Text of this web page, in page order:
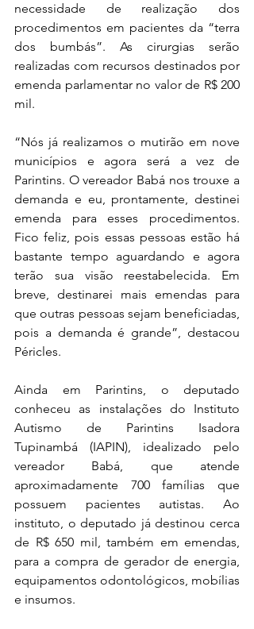
necessidade de realização dos
procedimentos em pacientes da “terra
dos bumbás”. As cirurgias serão
realizadas com recursos destinados por
emenda parlamentar no valor de R$ 200
mil.
“Nós já realizamos o mutirão em nove
municípios e agora será a vez de
Parintins. O vereador Babá nos trouxe a
demanda e eu, prontamente, destinei
emenda para esses procedimentos.
Fico feliz, pois essas pessoas estão há
bastante tempo aguardando e agora
terão sua visão reestabelecida. Em
breve, destinarei mais emendas para
que outras pessoas sejam beneficiadas,
pois a demanda é grande”, destacou
Péricles.
Ainda em Parintins, o deputado
conheceu as instalações do Instituto
Autismo de Parintins Isadora
Tupinambá (IAPIN), idealizado pelo
vereador Babá, que atende
aproximadamente 700 famílias que
possuem pacientes autistas. Ao
instituto, o deputado já destinou cerca
de R$ 650 mil, também em emendas,
para a compra de gerador de energia,
equipamentos odontológicos, mobílias
e insumos.